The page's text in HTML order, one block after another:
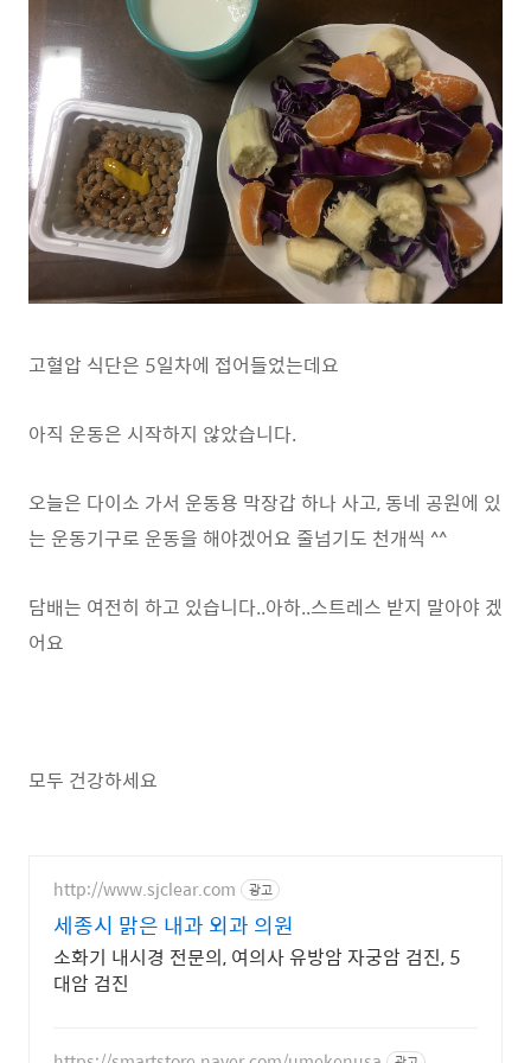
고혈압 식단은 5일차에 접어들었는데요
아직 운동은 시작하지 않았습니다.
오늘은 다이소 가서 운동용 막장갑 하나 사고, 동네 공원에 있
는 운동기구로 운동을 해야겠어요 줄넘기도 천개씩 ^^
담배는 여전히 하고 있습니다..아하..스트레스 받지 말아야 겠
어요
모두 건강하세요
http://www.sjclear.com 광고
세종시 맑은 내과 외과 의원
소화기 내시경 전문의, 여의사 유방암 자궁암 검진, 5
대암 검진